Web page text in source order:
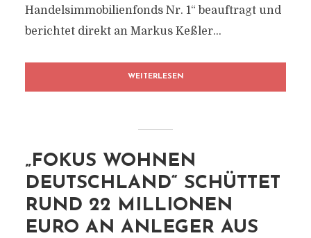
Handelsimmobilienfonds Nr. 1“ beauftragt und
berichtet direkt an Markus Keßler...
WEITERLESEN
„FOKUS WOHNEN
DEUTSCHLAND“ SCHÜTTET
RUND 22 MILLIONEN
EURO AN ANLEGER AUS